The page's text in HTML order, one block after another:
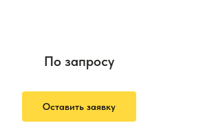
По запросу
Оставить заявку